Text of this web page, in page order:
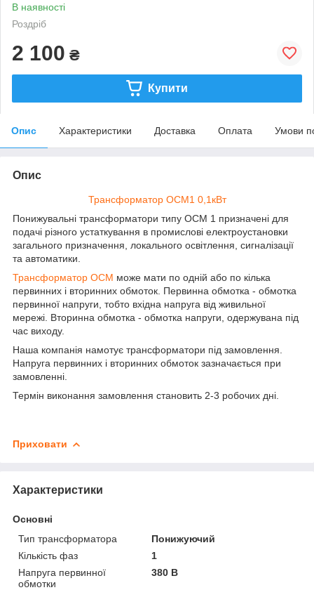
В наявності
Роздріб
2 100 ₴
Купити
Опис Характеристики Доставка Оплата Умови
Опис
Трансформатор ОСМ1 0,1кВт
Понижувальні трансформатори типу ОСМ 1 призначені для
подачі різного устаткування в промислові електроустановки
загального призначення, локального освітлення, сигналізації
та автоматики.
Трансформатор ОСМ може мати по одній або по кілька
первинних і вторинних обмоток. Первинна обмотка - обмотка
первинної напруги, тобто вхідна напруга від живильної
мережі. Вторинна обмотка - обмотка напруги, одержувана під
час виходу.
Наша компанія намотує трансформатори під замовлення.
Напруга первинних і вторинних обмоток зазначається при
замовленні.
Термін виконання замовлення становить 2-3 робочих дні.
Приховати
Характеристики
Основні
Тип трансформатора
Понижуючий
Кількість фаз
1
Напруга первинної
обмотки
380 В